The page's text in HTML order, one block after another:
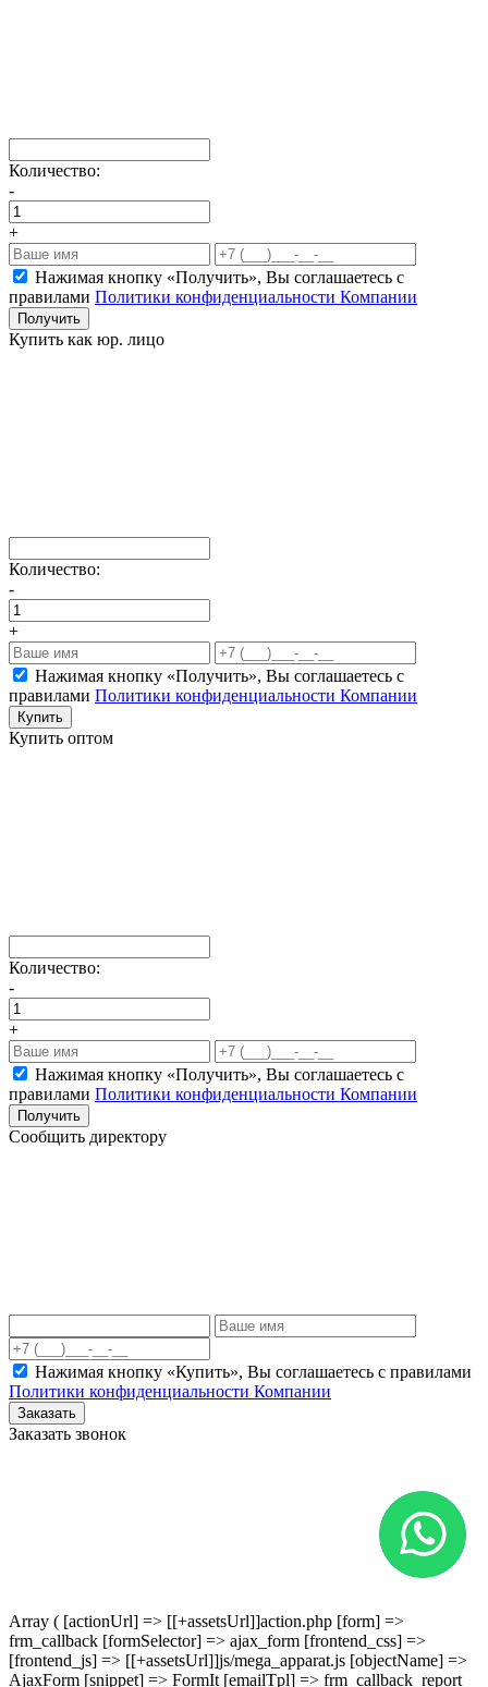
Количество:
-
+
Нажимая кнопку «Получить», Вы соглашаетесь c
правилами Политики конфиденциальности Компании
Получить
Купить как юр. лицо
Количество:
-
+
Нажимая кнопку «Получить», Вы соглашаетесь c
правилами Политики конфиденциальности Компании
Купить
Купить оптом
Количество:
-
+
Нажимая кнопку «Получить», Вы соглашаетесь c
правилами Политики конфиденциальности Компании
Получить
Сообщить директору
Нажимая кнопку «Купить», Вы соглашаетесь c правилами
Политики конфиденциальности Компании
Заказать
Заказать звонок
Array ( [actionUrl] => [[+assetsUrl]]action.php [form] =>
frm_callback [formSelector] => ajax_form [frontend_css] =>
[frontend_js] => [[+assetsUrl]]js/mega_apparat.js [objectName] =>
AjaxForm [snippet] => FormIt [emailTpl] => frm_callback_report